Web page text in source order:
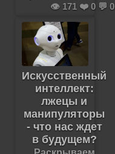
👁️ 171 ❤️ 0 💬 0
Искусственный
интеллект:
лжецы и
манипуляторы
- что нас ждет
в будущем?